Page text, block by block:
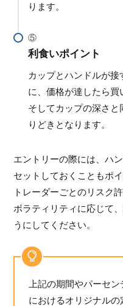
ります。
利食いポイント
カップとハンドルが
に、価格が達したら買
そしてカップの深さ
りどきとなります。
エントリーの際には、ハ
セットしておくこともポイ
トレーダーごとのリスク
ボラティリティに応じて
うにしてください。
上記の期間やパーセ
におけるオリジナルの